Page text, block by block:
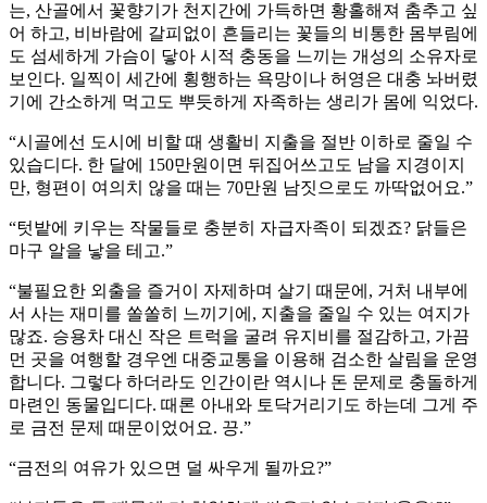
는, 산골에서 꽃향기가 천지간에 가득하면 황홀해져 춤추고 싶
어 하고, 비바람에 갈피없이 흔들리는 꽃들의 비통한 몸부림에
도 섬세하게 가슴이 닿아 시적 충동을 느끼는 개성의 소유자로
보인다. 일찍이 세간에 횡행하는 욕망이나 허영은 대충 놔버렸
기에 간소하게 먹고도 뿌듯하게 자족하는 생리가 몸에 익었다.
“시골에선 도시에 비할 때 생활비 지출을 절반 이하로 줄일 수
있습디다. 한 달에 150만원이면 뒤집어쓰고도 남을 지경이지
만, 형편이 여의치 않을 때는 70만원 남짓으로도 까딱없어요.”
“텃밭에 키우는 작물들로 충분히 자급자족이 되겠죠? 닭들은
마구 알을 낳을 테고.”
“불필요한 외출을 즐거이 자제하며 살기 때문에, 거처 내부에
서 사는 재미를 쏠쏠히 느끼기에, 지출을 줄일 수 있는 여지가
많죠. 승용차 대신 작은 트럭을 굴려 유지비를 절감하고, 가끔
먼 곳을 여행할 경우엔 대중교통을 이용해 검소한 살림을 운영
합니다. 그렇다 하더라도 인간이란 역시나 돈 문제로 충돌하게
마련인 동물입디다. 때론 아내와 토닥거리기도 하는데 그게 주
로 금전 문제 때문이었어요. 끙.”
“금전의 여유가 있으면 덜 싸우게 될까요?”